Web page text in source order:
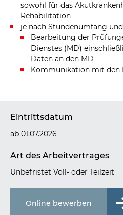
sowohl für das
Rehabilitation
je nach Stundenumfang
Bearbeitung der
Dienstes (MD)
Daten an den MD
Kommunikation mit den
Eintrittsdatum
ab 01.07.2026
Art des Arbeitvertrages
Unbefristet Voll- oder Teilzeit
Online bewerben